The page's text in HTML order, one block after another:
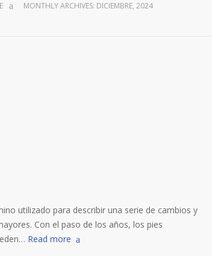
MONTHLY ARCHIVES: DICIEMBRE, 2024
utilizado para describir una serie de cambios y
Con el paso de los años, los pies
Read more